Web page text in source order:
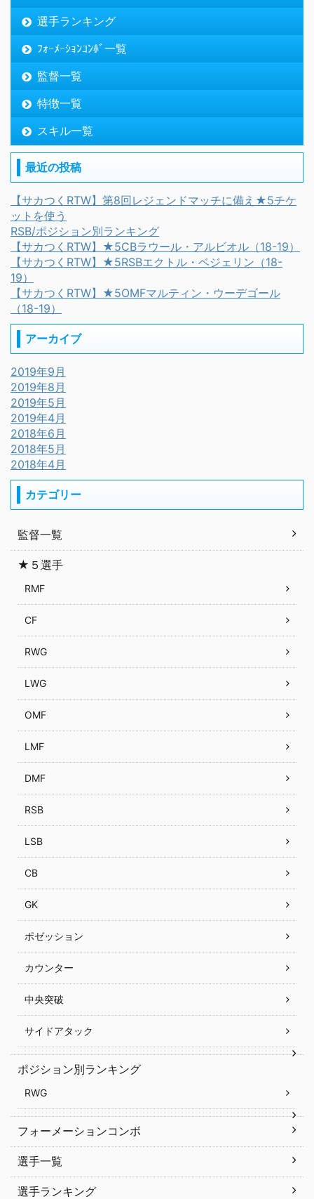
選手ランキング
ﾌｫｰﾒｰｼｮﾝｺﾝﾎﾞ一覧
監督一覧
特徴一覧
スキル一覧
最近の投稿
【サカつくRTW】第8回レジェンドマッチに備え★5チケ
ットを使う
RSB/ポジション別ランキング
【サカつくRTW】★5CBラウール・アルビオル（18-19）
【サカつくRTW】★5RSBエクトル・ベジェリン（18-
19）
【サカつくRTW】★5OMFマルティン・ウーデゴール
（18-19）
アーカイブ
2019年9月
2019年8月
2019年5月
2019年4月
2018年6月
2018年5月
2018年4月
カテゴリー
監督一覧
★５選手
RMF
CF
RWG
LWG
OMF
LMF
DMF
RSB
LSB
CB
GK
ポゼッション
カウンター
中央突破
サイドアタック
ポジション別ランキング
RWG
フォーメーションコンボ
選手一覧
選手ランキング